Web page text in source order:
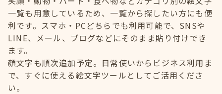
一覧も用意しているため、一覧から探したい方にも便
利です。スマホ・PCどちらでも利用可能で、SNSや
LINE、メール、ブログなどにそのまま貼り付けでき
ます。
顔文字も順次追加予定。日常使いからビジネス利用ま
で、すぐに使える絵文字ツールとしてご活用くださ
い。